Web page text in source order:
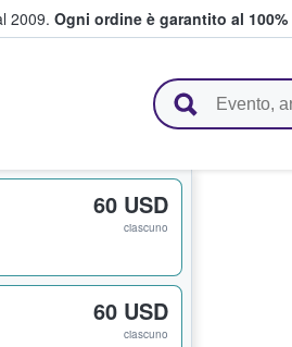
2009. Ogni ordine è garantito al 100%
biglietti
60 USD
ciascuno
60 USD
ciascuno